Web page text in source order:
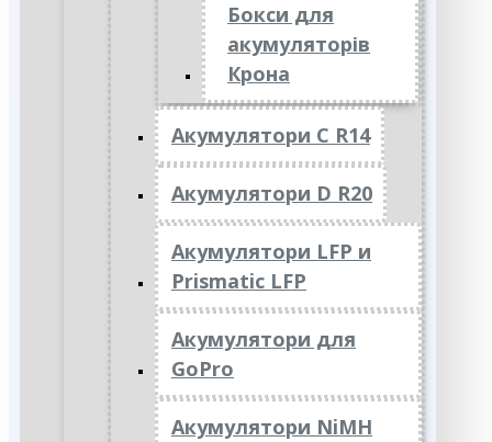
Бокси для
акумуляторів
Крона
Акумулятори C R14
Акумулятори D R20
Акумулятори LFP и
Prismatic LFP
Акумулятори для
GoPro
Акумулятори NiMH